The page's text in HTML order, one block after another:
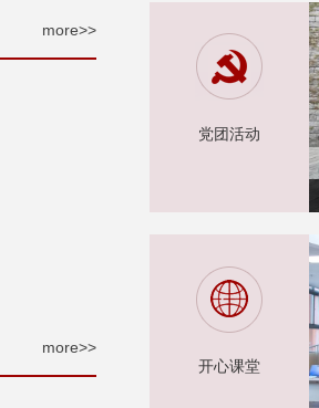
more>>
more>>
党团活动
开心课堂